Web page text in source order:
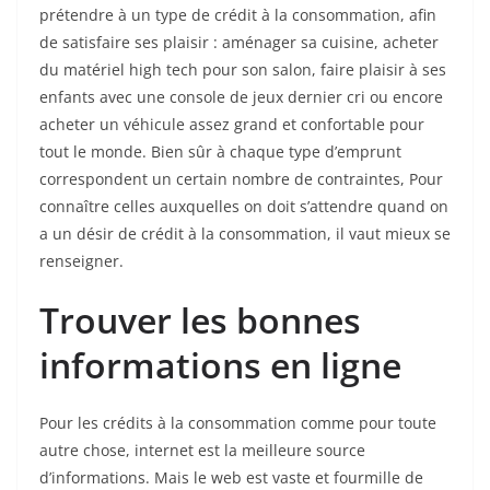
prétendre à un type de crédit à la consommation, afin
de satisfaire ses plaisir : aménager sa cuisine, acheter
du matériel high tech pour son salon, faire plaisir à ses
enfants avec une console de jeux dernier cri ou encore
acheter un véhicule assez grand et confortable pour
tout le monde. Bien sûr à chaque type d’emprunt
correspondent un certain nombre de contraintes, Pour
connaître celles auxquelles on doit s’attendre quand on
a un désir de crédit à la consommation, il vaut mieux se
renseigner.
Trouver les bonnes
informations en ligne
Pour les crédits à la consommation comme pour toute
autre chose, internet est la meilleure source
d’informations. Mais le web est vaste et fourmille de